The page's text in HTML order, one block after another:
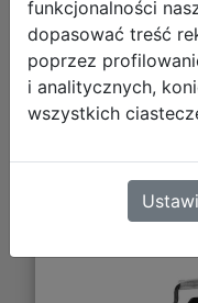
Paso
Tornister
funkcjonalności
dopasować treść
poprzez
i analitycznych,
wszystkich